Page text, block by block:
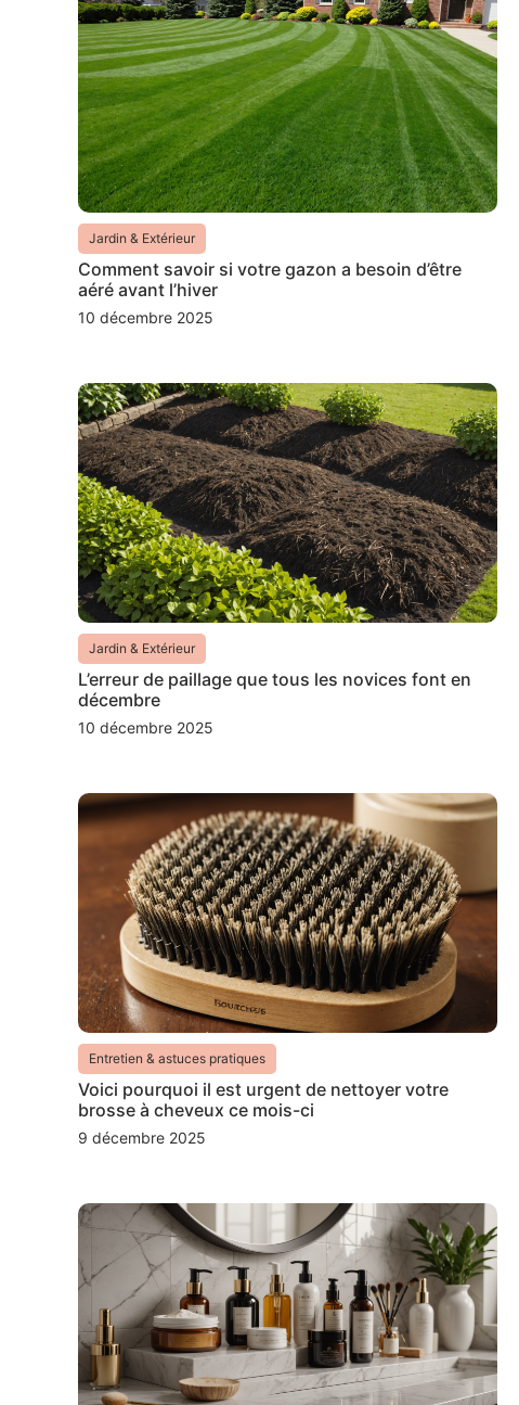
Jardin & Extérieur
Comment savoir si votre gazon a besoin d’être
aéré avant l’hiver
10 décembre 2025
Jardin & Extérieur
L’erreur de paillage que tous les novices font en
décembre
10 décembre 2025
Entretien & astuces pratiques
Voici pourquoi il est urgent de nettoyer votre
brosse à cheveux ce mois-ci
9 décembre 2025